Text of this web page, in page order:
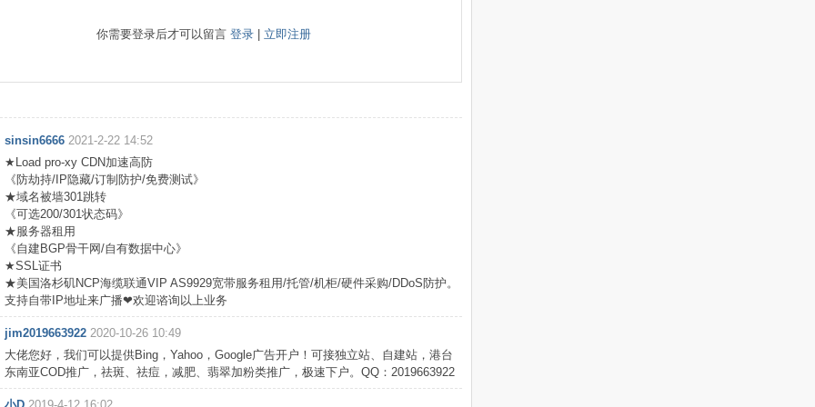
你需要登录后才可以留言 登录 立即注册
sinsin6666 2021-2-22 14:52
★Load pro-xy CDN加速高防
《防劫持/IP隐藏/订制防护/免费测试》
★域名被墙301跳转
《可选200/301状态码》
★服务器租用
《自建BGP骨干网/自有数据中心》
★SSL证书
★美国洛杉矶NCP海缆联通VIP AS9929宽带服务租用/托管/机柜/硬件采购/DDoS防护。
支持自带IP地址来广播❤欢迎谘询以上业务
jim2019663922 2020-10-26 10:49
大佬您好，我们可以提供Bing，Yahoo，Google广告开户！可接独立站、自建站，港台
东南亚COD推广，祛斑、祛痘，减肥、翡翠加粉类推广，极速下户。QQ：2019663922
小D 2019-4-12 16:02